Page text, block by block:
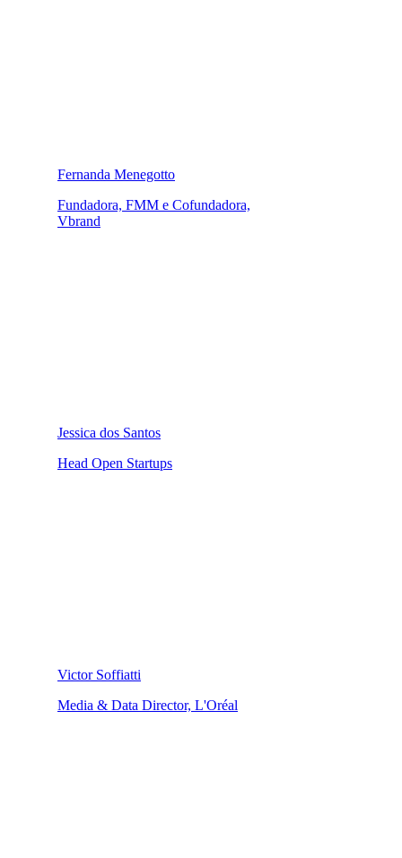
Fernanda Menegotto
Fundadora, FMM e Cofundadora,
Vbrand
Jessica dos Santos
Head Open Startups
Victor Soffiatti
Media & Data Director, L'Oréal